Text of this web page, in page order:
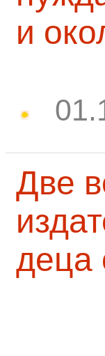
и
Две
деца